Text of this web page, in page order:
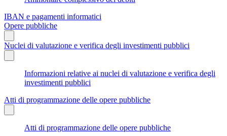
IBAN e pagamenti informatici
Opere pubbliche
Nuclei di valutazione e verifica degli investimenti pubblici
Informazioni relative ai nuclei di valutazione e verifica degli
investimenti pubblici
Atti di programmazione delle opere pubbliche
Atti di programmazione delle opere pubbliche